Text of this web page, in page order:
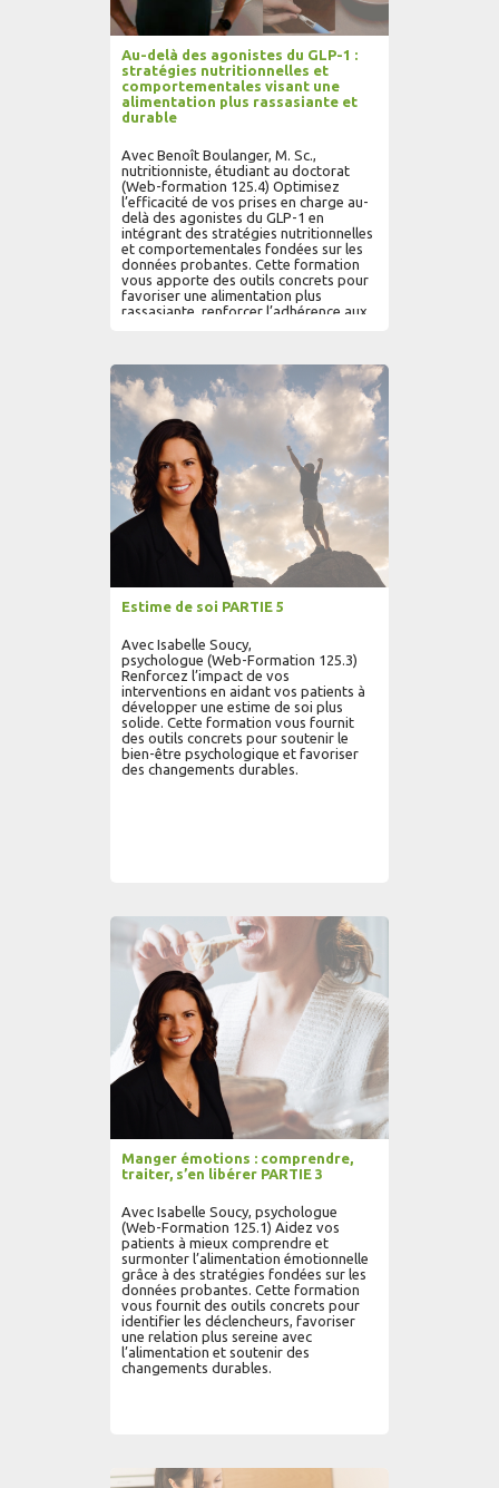
Au-delà des agonistes du GLP-1 :
stratégies nutritionnelles et
comportementales visant une
alimentation plus rassasiante et
durable
Avec Benoît Boulanger, M. Sc.,
nutritionniste, étudiant au doctorat
(Web-formation 125.4) Optimisez
l’efficacité de vos prises en charge au-
delà des agonistes du GLP-1 en
intégrant des stratégies nutritionnelles
et comportementales fondées sur les
données probantes. Cette formation
vous apporte des outils concrets pour
favoriser une alimentation plus
rassasiante, renforcer l’adhérence aux
cliniques pérennes.
AJOUTER AU PANIER LIRE PLUS...
Estime de soi PARTIE 5
Avec Isabelle Soucy,
psychologue (Web-Formation 125.3)
Renforcez l’impact de vos
interventions en aidant vos patients à
développer une estime de soi plus
solide. Cette formation vous fournit
des outils concrets pour soutenir le
bien-être psychologique et favoriser
des changements durables.
AJOUTER AU PANIER LIRE PLUS...
Manger émotions : comprendre,
traiter, s’en libérer PARTIE 3
Avec Isabelle Soucy, psychologue
(Web-Formation 125.1) Aidez vos
patients à mieux comprendre et
surmonter l’alimentation émotionnelle
grâce à des stratégies fondées sur les
données probantes. Cette formation
vous fournit des outils concrets pour
identifier les déclencheurs, favoriser
une relation plus sereine avec
l’alimentation et soutenir des
changements durables.
AJOUTER AU PANIER LIRE PLUS...